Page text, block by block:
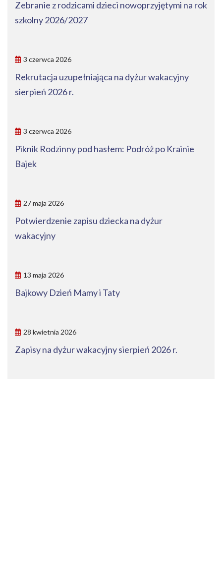
Zebranie z rodzicami dzieci nowoprzyjętymi na rok
szkolny 2026/2027
3 czerwca 2026
Rekrutacja uzupełniająca na dyżur wakacyjny
sierpień 2026 r.
3 czerwca 2026
Piknik Rodzinny pod hasłem: Podróż po Krainie
Bajek
27 maja 2026
Potwierdzenie zapisu dziecka na dyżur
wakacyjny
13 maja 2026
Bajkowy Dzień Mamy i Taty
28 kwietnia 2026
Zapisy na dyżur wakacyjny sierpień 2026 r.